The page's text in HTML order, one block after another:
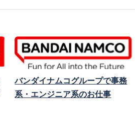
バンダイナムコグループで事務
系・エンジニア系のお仕事